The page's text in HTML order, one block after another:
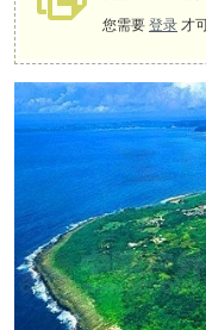
您需要 登录 才